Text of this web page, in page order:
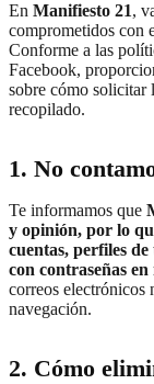
En Manifiesto 21,
comprometidos con
Conforme a las
Facebook,
sobre cómo solicitar
recopilado.
1. No
Te informamos que
y opinión, por lo
cuentas, perfiles
con contraseñas en
correos electrónicos
navegación.
2. Cómo